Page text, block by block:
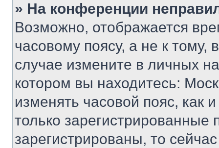
» На конференции
Возможно, отображается
часовому поясу, а не к тому,
случае измените в личных
котором вы находитесь:
изменять часовой пояс, как
только
зарегистрированы, то